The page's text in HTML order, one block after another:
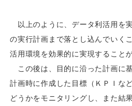
以上のように、データ利活用を
の実行計画まで落とし込んでいく
活用環境を効果的に実現すること
この後は、目的に沿った計画に
計画時に作成した目標（ＫＰＩな
どうかをモニタリングし、また結